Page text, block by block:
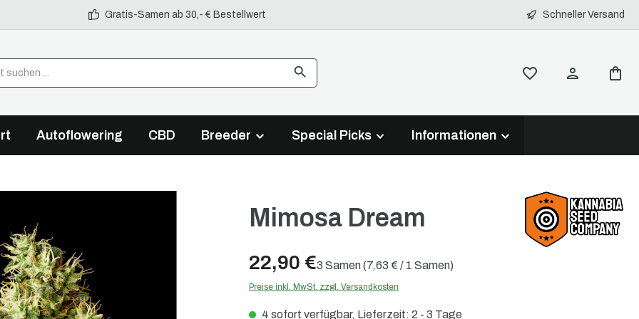
Gratis-Samen ab 30,- € Bestellwert Schneller Versand
Autoflowering CBD Breeder Special Picks Informationen
Mimosa Dream
22,90 €3 Samen(7,63 € / 1 Samen)
Preise inkl. MwSt. zzgl. Versandkosten
4 sofort verfügbar, Lieferzeit: 2 - 3 Tage